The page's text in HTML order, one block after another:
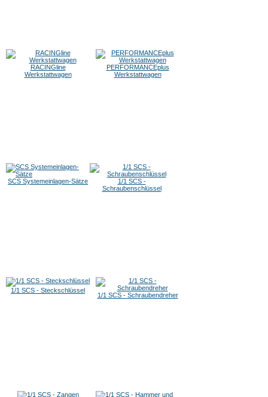
RACINGline
Werkstattwagen
PERFORMANCEplus
Werkstattwagen
SCS Systemeinlagen-Sätze
1/1 SCS -
Schraubenschlüssel
1/1 SCS - Steckschlüssel
1/1 SCS - Schraubendreher